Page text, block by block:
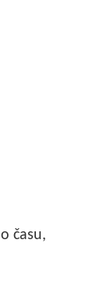
času,